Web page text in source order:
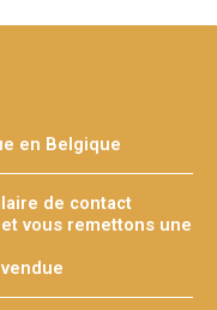
en Belgique
de contact
vous remettons une